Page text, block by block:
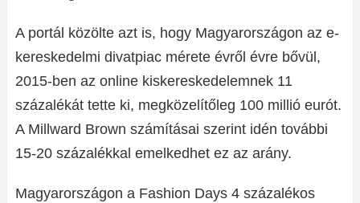
A portál közölte azt is, hogy Magyarországon az e-
kereskedelmi divatpiac mérete évről évre bővül,
2015-ben az online kiskereskedelemnek 11
százalékát tette ki, megközelítőleg 100 millió eurót.
A Millward Brown számításai szerint idén további
15-20 százalékkal emelkedhet ez az arány.
Magyarországon a Fashion Days 4 százalékos